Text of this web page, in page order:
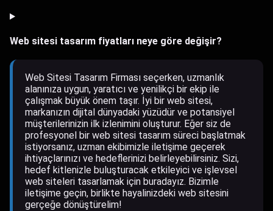
Web sitesi tasarım fiyatları neye göre değişir?
Web Sitesi Tasarım Firması seçerken, uzmanlık
alanınıza uygun, yaratıcı ve yenilikçi bir ekip ile
çalışmak büyük önem taşır. İyi bir web sitesi,
markanızın dijital dünyadaki yüzüdür ve potansiyel
müşterilerinizin ilk izlenimini oluşturur. Eğer siz de
profesyonel bir web sitesi tasarım süreci başlatmak
istiyorsanız, uzman ekibimizle iletişime geçerek
ihtiyaçlarınızı ve hedeflerinizi belirleyebilirsiniz. Sizi,
hedef kitlenizle buluşturacak etkileyici ve işlevsel
web siteleri tasarlamak için buradayız. Bizimle
iletişime geçin, birlikte hayalinizdeki web sitesini
gerçeğe dönüştürelim!